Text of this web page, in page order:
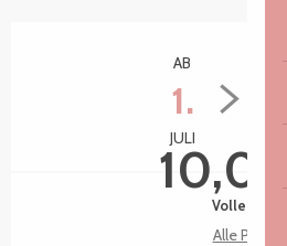
Öffnungszeiten &
AB
1.
JULI
Volle Preis
Alle Preise